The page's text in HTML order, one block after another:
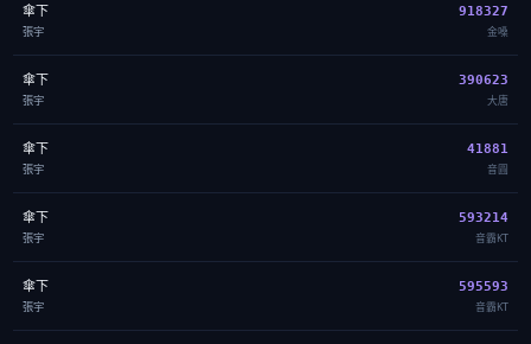
傘下
張宇
918327
金嗓
傘下
張宇
390623
大唐
傘下
張宇
41881
音圓
傘下
張宇
593214
音霸KT
傘下
張宇
595593
音霸KT